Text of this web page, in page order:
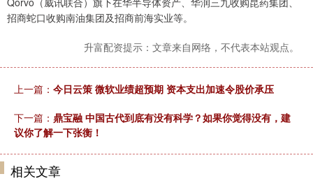
招商蛇口收购南油集团及招商前海实业等。
升富配资提示：文章来自网络，不代表本站观点。
上一篇： 今日云策 微软业绩超预期 资本支出加速令股价承压
下一篇： 鼎宝融 中国古代到底有没有科学？如果你觉得没有，建
议你了解一下张衡！
相关文章